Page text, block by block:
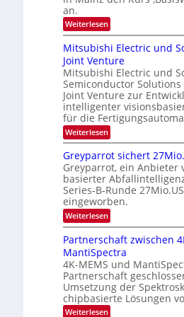
s
T
r
e
n
d
s
t
u
m
i
m
e
r
s
t
e
n
H
a
l
b
j
a
h
r
m
i
a
r
s
a
z
n
i
m
m
t
i
n
d
e
D
A
C
H
-
I
n
d
u
t
i
e
z
u
an.
Weiterlesen:
O
p
t
i
k
-
K
u
r
s
v
o
n
P
h
o
t
o
n
i
c
s
H
u
b
Mitsubishi Electric und
Joint Venture
Mitsubishi Electric und
Semiconductor
Joint Venture zur
intelligenter
für die
Weiterlesen:
M
t
s
u
b
i
s
h
i
E
l
e
c
t
r
i
c
Greyparrot sichert
Greyparrot, ein Anbieter
basierter
Series-B-Runde
eingeworben.
Weiterlesen:
G
r
e
y
p
a
r
r
o
t
Partnerschaft zwischen
MantiSpectra
4K-MEMS und
Partnerschaft
Umsetzung der
chipbasierte Lösungen
Weiterlesen: